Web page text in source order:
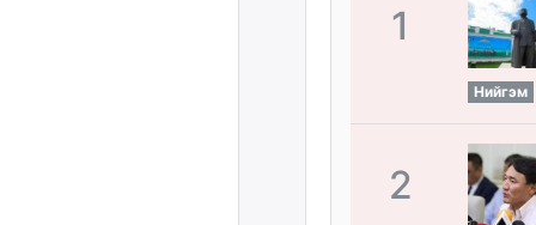
1
Нийгэм
2